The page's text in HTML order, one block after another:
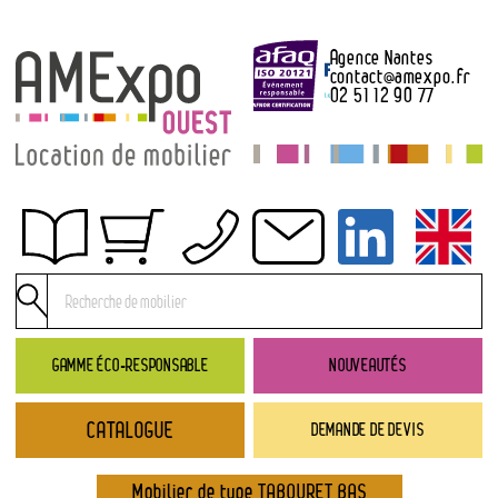
GAMME ÉCO-RESPONSABLE NOUVEAUTÉS
DEMANDE DE DEVIS
Agence Nantes
contact@amexpo.fr
02 51 12 90 77
Obtenir un devis
Conditions générales de location
Conditions de règlement
Contact
Catalogue
→ Nouveautés
CATALOGUE
Mobilier de type TABOURET BAS